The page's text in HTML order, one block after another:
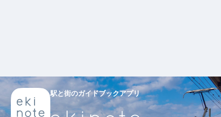
駅と街のガイドブックアプリ